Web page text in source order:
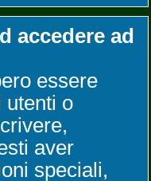
accedere ad
essere
utenti o
aver
speciali,